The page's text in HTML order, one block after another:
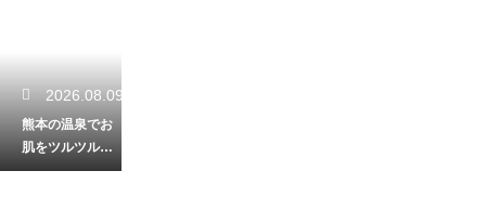
2026.08.09
熊本の温泉でお
肌をツルツルに
美しく！ピリッ